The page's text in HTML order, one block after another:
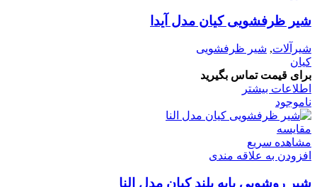
شیر ظرفشویی کیان مدل آیدا
شیرآلات, شیر ظرفشویی
کیان
برای قیمت تماس بگیرید
اطلاعات بیشتر
ناموجود
مقایسه
مشاهده سریع
افزودن به علاقه مندی
شیر روشویی پایه بلند کیان مدل النا